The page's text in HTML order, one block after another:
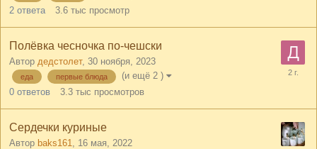
2 ответа 3.6 тыс просмотр
Полёвка чесночка по-чешски
Автор дедстолет, 30 ноября, 2023
еда первые блюда
(и ещё 2 )
0 ответов 3.3 тыс просмотров
Сердечки куриные
Автор baks161 16 мая, 2022